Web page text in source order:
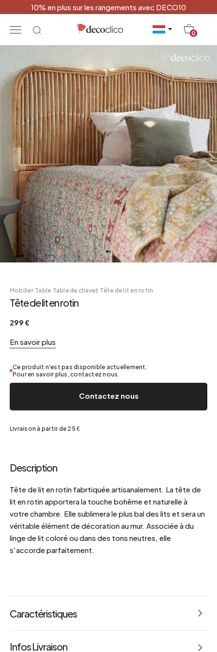
10% en plus sur les rangements avec DECO10
0
Mobilier·Table· Table de chevet·Tête de lit en rotin
Tête de lit en rotin
299 €
En savoir plus
Ce produit n'est pas disponible actuellement.
Pour en savoir plus, contactez nous.
Contactez nous
Livraison à partir de 25 €
Description
Tête de lit en rotin fabrtiquée artisanalement. La tête de
lit en rotin apportera la touche bohême et naturelle à
votre chambre. Elle sublimera le plus bal des lits et sera un
véritable élément de décoration au mur. Associée à du
linge de lit coloré ou dans des tons neutres, elle
s'accorde parfaitement.
Caractéristiques
Infos Livraison